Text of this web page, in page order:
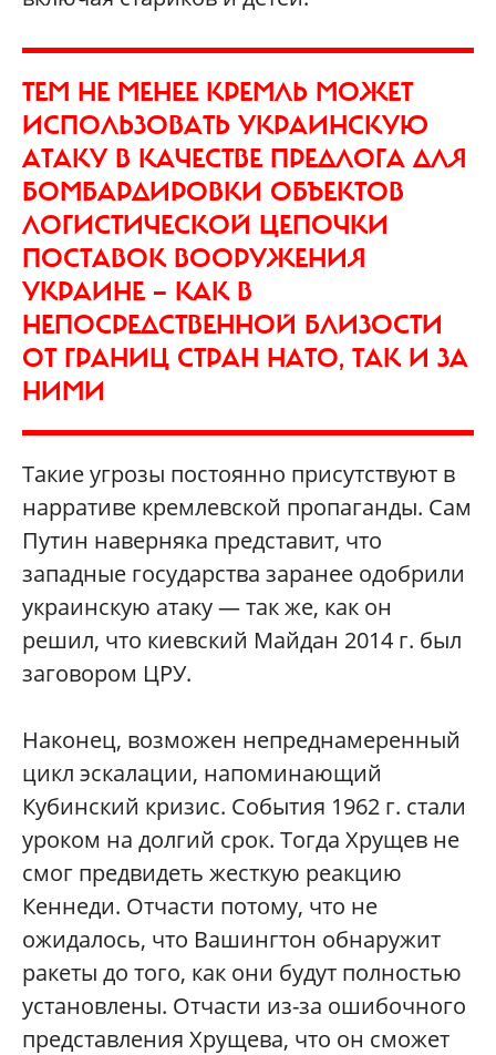
ТЕМ НЕ МЕНЕЕ КРЕМЛЬ МОЖЕТ
ИСПОЛЬЗОВАТЬ УКРАИНСКУЮ
АТАКУ В КАЧЕСТВЕ ПРЕДЛОГА ДЛЯ
БОМБАРДИРОВКИ ОБЪЕКТОВ
ЛОГИСТИЧЕСКОЙ ЦЕПОЧКИ
ПОСТАВОК ВООРУЖЕНИЯ
УКРАИНЕ — КАК В
НЕПОСРЕДСТВЕННОЙ БЛИЗОСТИ
ОТ ГРАНИЦ СТРАН НАТО, ТАК И ЗА
НИМИ
Такие угрозы постоянно присутствуют в
нарративе кремлевской пропаганды. Сам
Путин наверняка представит, что
западные государства заранее одобрили
украинскую атаку — так же, как он
решил, что киевский Майдан 2014 г. был
заговором ЦРУ.
Наконец, возможен непреднамеренный
цикл эскалации, напоминающий
Кубинский кризис. События 1962 г. стали
уроком на долгий срок. Тогда Хрущев не
смог предвидеть жесткую реакцию
Кеннеди. Отчасти потому, что не
ожидалось, что Вашингтон обнаружит
ракеты до того, как они будут полностью
установлены. Отчасти из-за ошибочного
представления Хрущева, что он сможет